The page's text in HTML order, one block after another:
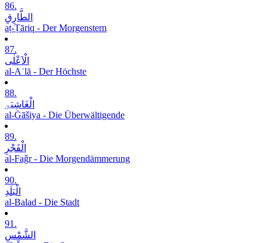
86.
الطَّارِقِ
aṭ-Ṭāriq - Der Morgenstern
87.
الْاَعْلٰی
al-Aʿlā - Der Höchste
88.
الْغَاشِیَۃِ
al-Ġāšiya - Die Überwältigende
89.
الْفَجْرِ
al-Faǧr - Die Morgendämmerung
90.
الْبَلَدِ
al-Balad - Die Stadt
91.
الشَّمْسِ